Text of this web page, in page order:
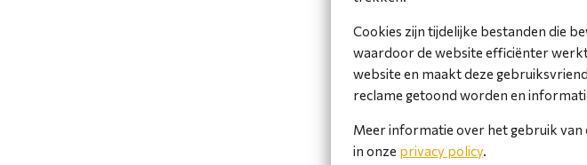
Cookies zijn tijdelijke bestanden die
waardoor de website efficiënter
website en maakt deze
reclame getoond worden en
Meer informatie over het gebruik van
in onze privacy policy.